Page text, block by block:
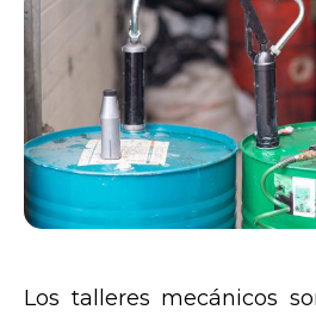
Los talleres mecánicos